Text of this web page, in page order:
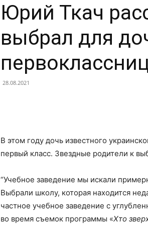
Юрий Ткач
выбрал для
28.08.2021
В этом году дочь известного
первый класс. Звездные родители к
“Учебное заведение мы искали
Выбрали школу, которая находится
частное учебное заведение с
во время съемок программы «Хто